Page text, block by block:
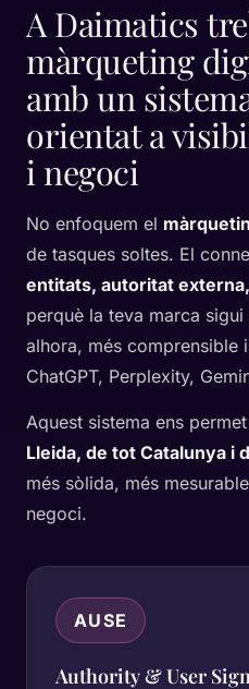
A Daimatics
màrqueting
amb un
orientat a
i negoci
No enfoquem el
de tasques soltes. El
entitats, autoritat
perquè la teva marca
alhora, més comprensible
ChatGPT, Perplexity,
Aquest sistema ens
Lleida, de tot Catalunya i
més sòlida, més
negoci.
AUSE
Authority & User